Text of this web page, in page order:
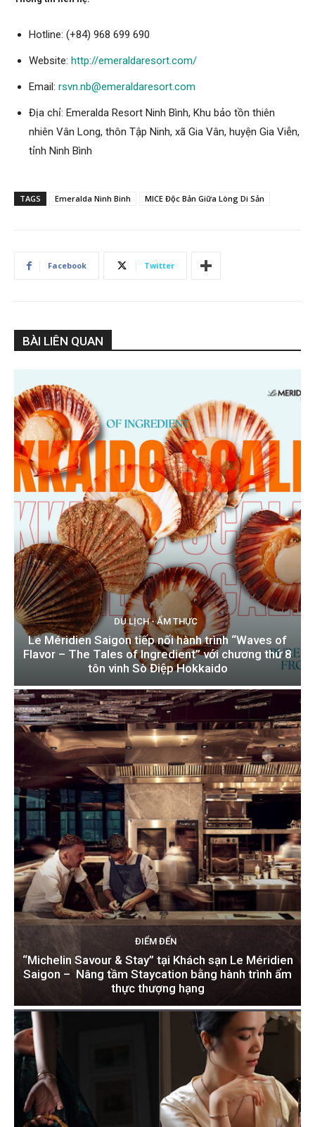
Hotline: (+84) 968 699 690
Website: http://emeraldaresort.com/
Email: rsvn.nb@emeraldaresort.com
Địa chỉ: Emeralda Resort Ninh Bình, Khu bảo tồn thiên
nhiên Vân Long, thôn Tập Ninh, xã Gia Vân, huyện Gia Viễn,
tỉnh Ninh Bình
TAGS Emeralda Ninh Binh MICE Độc Bản Giữa Lòng Di Sản
Facebook Twitter
BÀI LIÊN QUAN
DU LỊCH - ẨM THỰC
Le Méridien Saigon tiếp nối hành trình “Waves of
Flavor – The Tales of Ingredient” với chương thứ 8
tôn vinh Sò Điệp Hokkaido
ĐIỂM ĐẾN
“Michelin Savour & Stay” tại Khách sạn Le Méridien
Saigon – Nâng tầm Staycation bằng hành trình ẩm
thực thượng hạng